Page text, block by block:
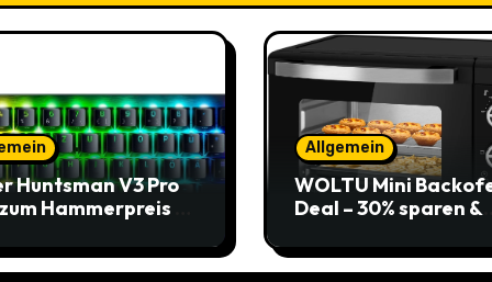
Huntsman V3 Pro
Hammerpreis –
Allgemein
WOLTU Mini
Deal – 30% sparen &